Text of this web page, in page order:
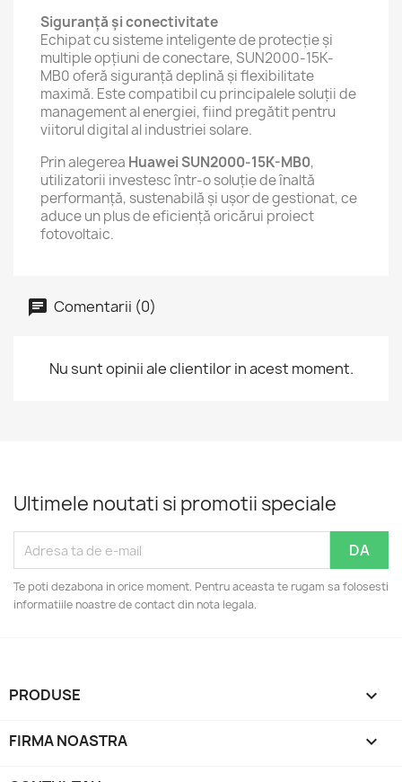
Siguranță și conectivitate
Echipat cu sisteme inteligente de protecție și
multiple opțiuni de conectare, SUN2000-15K-
MB0 oferă siguranță deplină și flexibilitate
maximă. Este compatibil cu principalele soluții de
management al energiei, fiind pregătit pentru
viitorul digital al industriei solare.
Prin alegerea Huawei SUN2000-15K-MB0,
utilizatorii investesc într-o soluție de înaltă
performanță, sustenabilă și ușor de gestionat, ce
aduce un plus de eficiență oricărui proiect
fotovoltaic.
Comentarii (0)
Nu sunt opinii ale clientilor in acest moment.
Ultimele noutati si promotii speciale
Te poti dezabona in orice moment. Pentru aceasta te rugam sa folosesti
informatiile noastre de contact din nota legala.
PRODUSE 
FIRMA NOASTRA 